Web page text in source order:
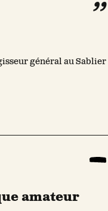
général au Sablier
amateur